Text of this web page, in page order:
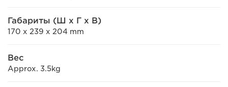
Габариты (Ш x Г x В)
170 x 239 x 204 mm
Вес
Approx. 3.5kg